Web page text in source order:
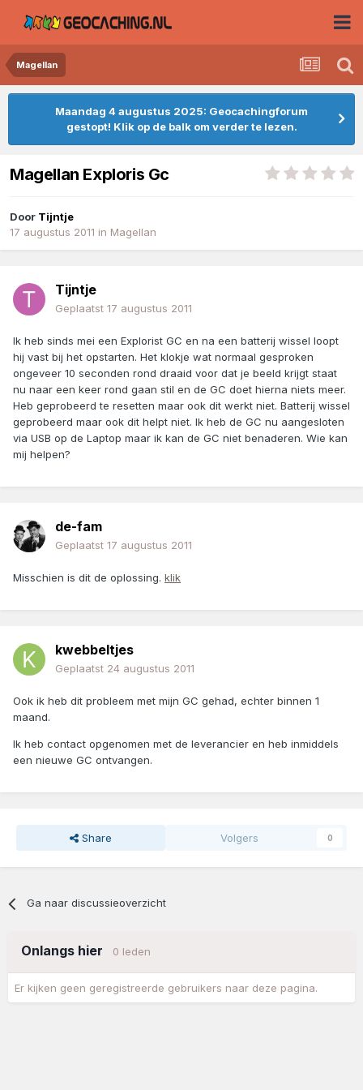
Magellan
Maandag 4 augustus 2025: Geocachingforum
gestopt! Klik op de balk om verder te lezen.
Magellan Exploris Gc
Door Tijntje
17 augustus 2011 in Magellan
Tijntje
Geplaatst 17 augustus 2011
Ik heb sinds mei een Explorist GC en na een batterij wissel loopt
hij vast bij het opstarten. Het klokje wat normaal gesproken
ongeveer 10 seconden rond draaid voor dat je beeld krijgt staat
nu naar een keer rond gaan stil en de GC doet hierna niets meer.
Heb geprobeerd te resetten maar ook dit werkt niet. Batterij wissel
geprobeerd maar ook dit helpt niet. Ik heb de GC nu aangesloten
via USB op de Laptop maar ik kan de GC niet benaderen. Wie kan
mij helpen?
de-fam
Geplaatst 17 augustus 2011
Misschien is dit de oplossing. klik
kwebbeltjes
Geplaatst 24 augustus 2011
Ook ik heb dit probleem met mijn GC gehad, echter binnen 1
maand.
Ik heb contact opgenomen met de leverancier en heb inmiddels
een nieuwe GC ontvangen.
Share Volgers 0
Ga naar discussieoverzicht
Onlangs hier 0 leden
Er kijken geen geregistreerde gebruikers naar deze pagina.